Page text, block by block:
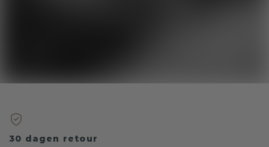
30 dagen retour